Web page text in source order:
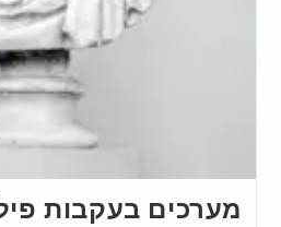
מערכים בעקבות